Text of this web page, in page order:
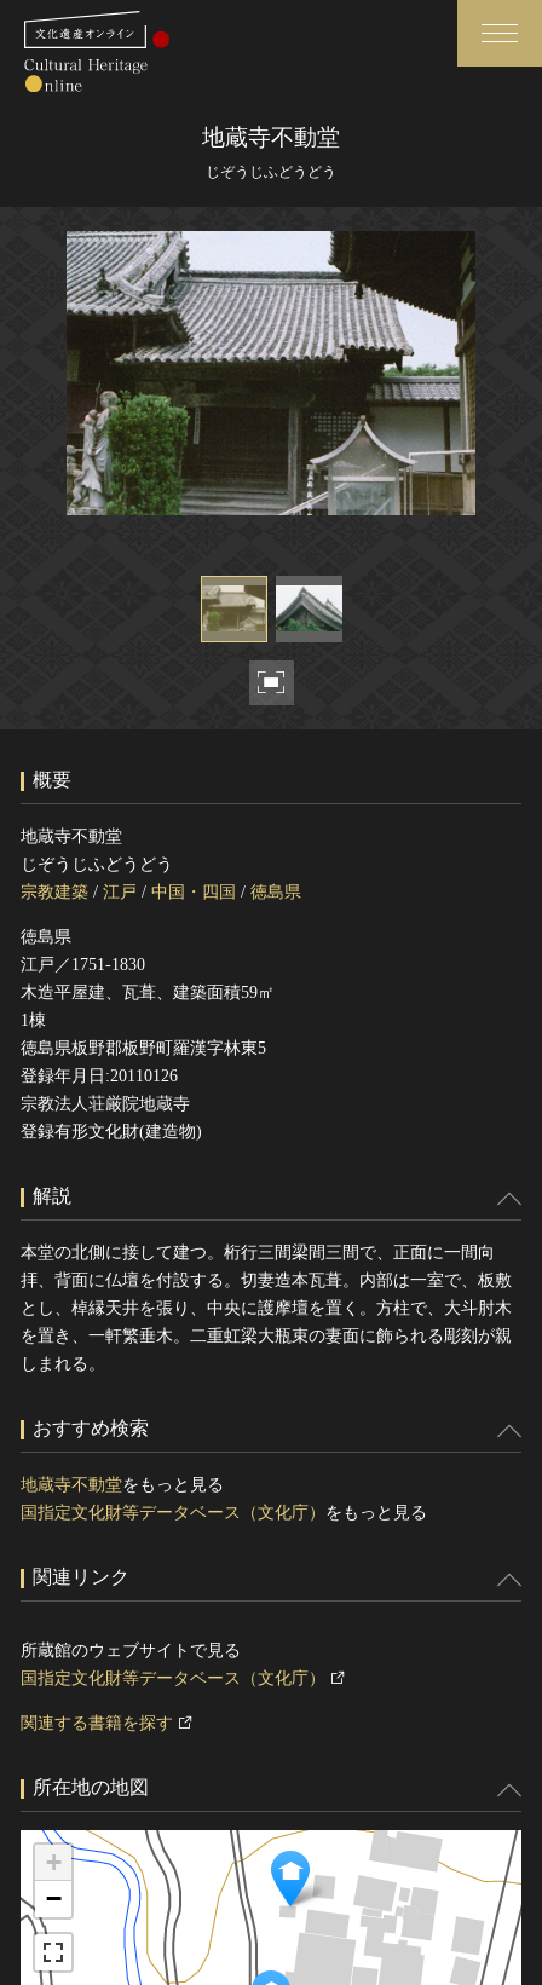
さらに詳細検索
さらに詳細検索
カテゴリで見る
世界遺産と無形文化遺産
全国の美術館・博物館
媒体資料・関連記事等
博物館、美術館の皆さまへ
文化庁よりご挨拶
今月のみどころ
お知らせ一覧
このサイトについて
関連サイトリンク
サイトマップ
サイトのご意見はこちら
文化遺産データベース
国指定文化財等データベース
地蔵寺不動堂
じぞうじふどうどう
概要
地蔵寺不動堂
じぞうじふどうどう
宗教建築 / 江戸 / 中国・四国 / 徳島県
徳島県
江戸／1751-1830
木造平屋建、瓦葺、建築面積59㎡
1棟
徳島県板野郡板野町羅漢字林東5
登録年月日:20110126
宗教法人荘厳院地蔵寺
登録有形文化財(建造物)
解説
本堂の北側に接して建つ。桁行三間梁間三間で、正面に一間向
拝、背面に仏壇を付設する。切妻造本瓦葺。内部は一室で、板敷
とし、棹縁天井を張り、中央に護摩壇を置く。方柱で、大斗肘木
を置き、一軒繁垂木。二重虹梁大瓶束の妻面に飾られる彫刻が親
しまれる。
おすすめ検索
地蔵寺不動堂をもっと見る
国指定文化財等データベース（文化庁） をもっと見る
関連リンク
所蔵館のウェブサイトで見る
国指定文化財等データベース（文化庁）
関連する書籍を探す
所在地の地図
+
−